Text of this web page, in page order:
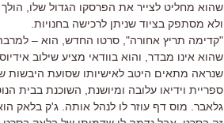
שהוא מחליט לצייר את הפרסקו הגדול שלו,
ולא מסתפק בציוד שניתן לרכישה בחנויות.
"קדימה תריץ אחורה", סרטו החדש, הוא –
שהוא אינו מבדר, והוא בוודאי מציע שילוב
שנראה מתאים היטב לאישיותו שסועת היבשות
ספריית וידיאו עלובה ומיושנת, השוכנת בבית
גלאבר. מוס דף עוזר לו לנהל אותה. ג'ק בלאק